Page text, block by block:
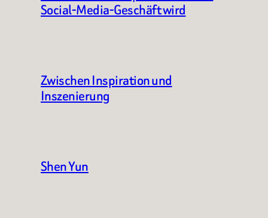
Social-Media-Geschäft wird
Zwischen Inspiration und
Inszenierung
Shen Yun